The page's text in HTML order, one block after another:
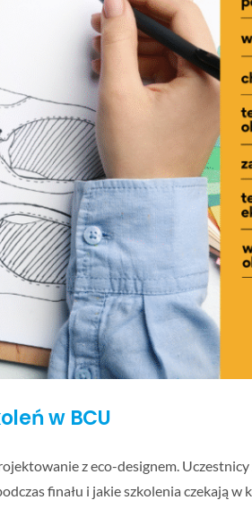
w BCU
z eco-designem.
finału i jakie szkolenia czekają w